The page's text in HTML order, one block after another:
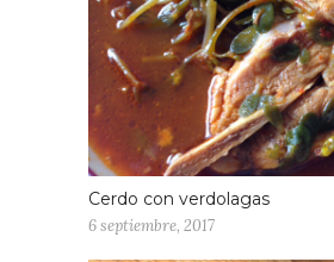
pimienta; en tanto se
finamente los
epazote. Aparte, se
tomates, la mitad de la
diente de ajo.
una pequeña porción de
Cerdo con verdolagas
6 septiembre, 2017